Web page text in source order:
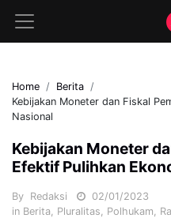
Home
Berita
Kebijakan Moneter dan Fiskal
Nasional
Kebijakan Moneter
Efektif Pulihkan
By Redaksi
02/01/2023
in Berita, Pluralitas, Polhukam,